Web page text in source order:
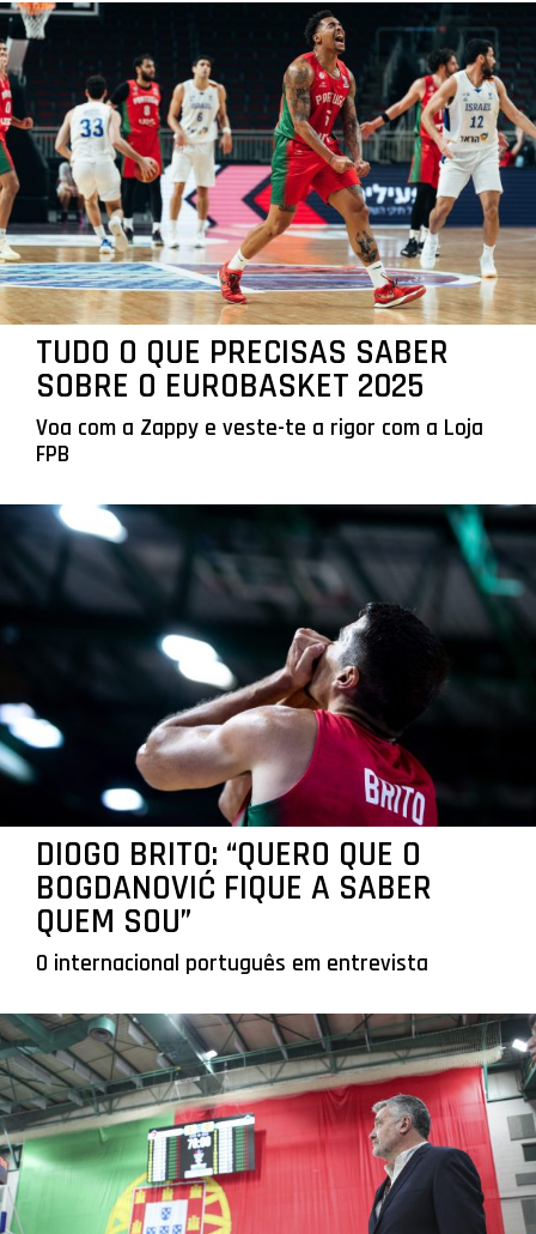
TUDO O QUE PRECISAS SABER
SOBRE O EUROBASKET 2025
Voa com a Zappy e veste-te a rigor com a Loja
FPB
DIOGO BRITO: “QUERO QUE O
BOGDANOVIĆ FIQUE A SABER
QUEM SOU”
O internacional português em entrevista